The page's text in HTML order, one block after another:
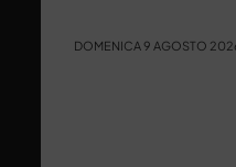
DOMENICA 9 AGOSTO